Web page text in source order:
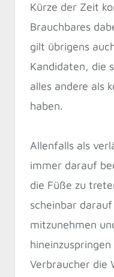
Kürze der Zeit
Brauchbares
gilt übrigens
Kandidaten, die
alles andere als
haben.
Allenfalls als
immer darauf
die Füße zu
scheinbar
mitzunehmen
Verbraucher die